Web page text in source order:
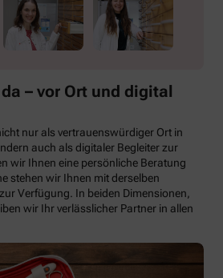
– vor Ort und digital
nur als vertrauenswürdiger Ort in
auch als digitaler Begleiter zur
wir Ihnen eine persönliche Beratung
stehen wir Ihnen mit derselben
Verfügung. In beiden Dimensionen,
wir Ihr verlässlicher Partner in allen